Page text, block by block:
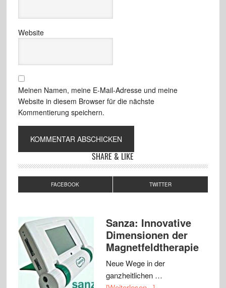
Website
Meinen Namen, meine E-Mail-Adresse und meine
Website in diesem Browser für die nächste
Kommentierung speichern.
SHARE & LIKE
FACEBOOK TWITTER
Sanza: Innovative
Dimensionen der
Magnetfeldtherapie
Neue Wege in der
ganzheitlichen …